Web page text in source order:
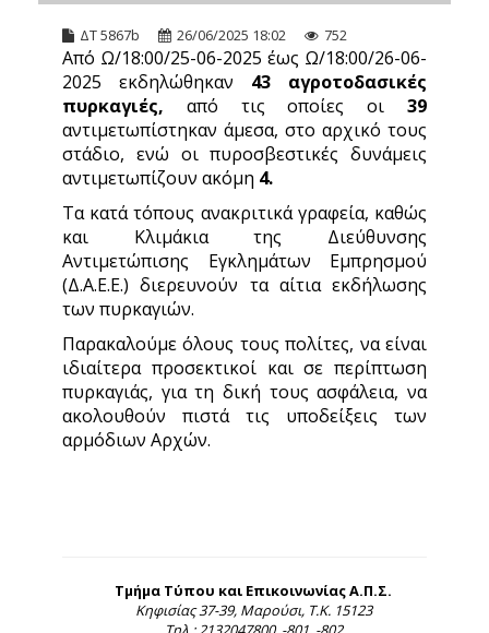
ΔΤ 5867b 26/06/2025 18:02 752
Από Ω/18:00/25-06-2025 έως Ω/18:00/26-06-
2025 εκδηλώθηκαν 43 αγροτοδασικές
πυρκαγιές, από τις οποίες οι 39
αντιμετωπίστηκαν άμεσα, στο αρχικό τους
στάδιο, ενώ οι πυροσβεστικές δυνάμεις
αντιμετωπίζουν ακόμη 4.
Τα κατά τόπους ανακριτικά γραφεία, καθώς
και Κλιμάκια της Διεύθυνσης
Αντιμετώπισης Εγκλημάτων Εμπρησμού
(Δ.Α.Ε.Ε.) διερευνούν τα αίτια εκδήλωσης
των πυρκαγιών.
Παρακαλούμε όλους τους πολίτες, να είναι
ιδιαίτερα προσεκτικοί και σε περίπτωση
πυρκαγιάς, για τη δική τους ασφάλεια, να
ακολουθούν πιστά τις υποδείξεις των
αρμόδιων Αρχών.
Τμήμα Τύπου και Επικοινωνίας Α.Π.Σ.
Κηφισίας 37-39, Μαρούσι, Τ.Κ. 15123